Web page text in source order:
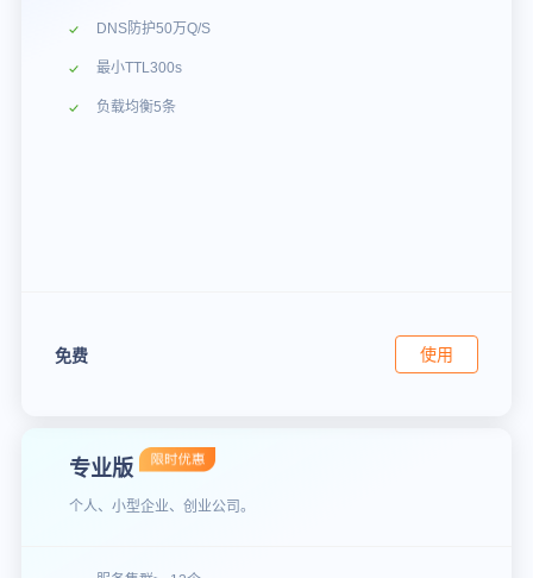
DNS防护50万Q/S
最小TTL300s
负载均衡5条
免费 使用
专业版
个人、小型企业、创业公司。